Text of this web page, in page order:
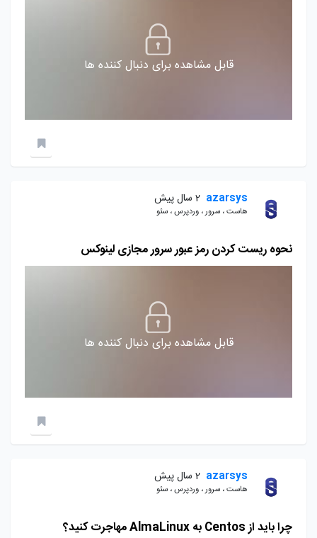
قابل مشاهده برای دنبال کننده ها
azarsys 2 سال پیش
هاست ، سرور ، وردپرس ، سئو
نحوه ریست کردن رمز عبور سرور مجازی لینوکس
قابل مشاهده برای دنبال کننده ها
azarsys 2 سال پیش
هاست ، سرور ، وردپرس ، سئو
چرا باید از Centos به AlmaLinux مهاجرت کنید؟